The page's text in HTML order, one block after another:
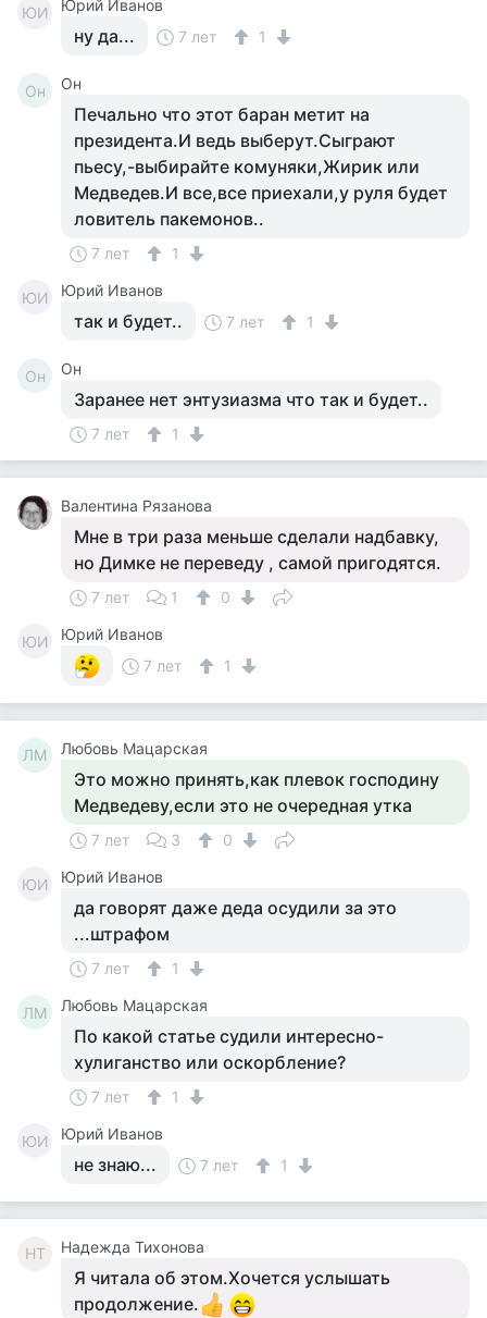
ЮИ Юрий Иванов
ну да... 7 лет 1
Он Он
Печально что этот баран метит на
президента.И ведь выберут.Сыграют
пьесу,-выбирайте комуняки,Жирик или
Медведев.И все,все приехали,у руля будет
ловитель пакемонов..
7 лет 1
ЮИ Юрий Иванов
так и будет.. 7 лет 1
Он Он
Заранее нет энтузиазма что так и будет..
7 лет 1
Валентина Рязанова
Мне в три раза меньше сделали надбавку,
но Димке не переведу , самой пригодятся.
7 лет 1 0
ЮИ
Юрий Иванов
7 лет
1
ЛМ Любовь Мацарская
Это можно принять,как плевок господину
Медведеву,если это не очередная утка
7 лет 3 0
ЮИ Юрий Иванов
да говорят даже деда осудили за это
...штрафом
7 лет 1
ЛМ Любовь Мацарская
По какой статье судили интересно-
хулиганство или оскорбление?
7 лет 1
ЮИ Юрий Иванов
не знаю... 7 лет 1
НТ Надежда Тихонова
Я читала об этом.Хочется услышать
продолжение.